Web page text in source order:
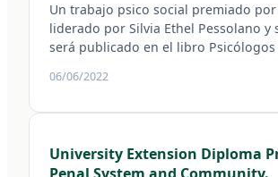
Un trabajo psico social premiado por
liderado por Silvia Ethel Pessolano y
será publicado en el libro Psicólogos
06/06/2022
University Extension Diploma